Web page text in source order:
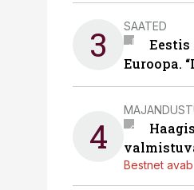
3 SAATED
Euroopa.
4
Bestnet